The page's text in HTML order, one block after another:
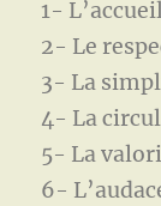
1-
2- Le
3- La
4- La
5- La
6-